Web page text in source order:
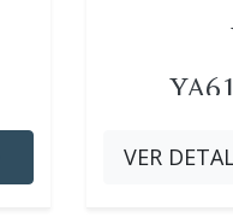
VER